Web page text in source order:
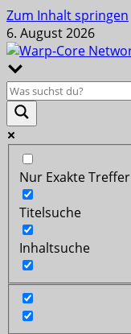
Zum Inhalt springen
6. August 2026
Nur Exakte Treffer
Titelsuche
Inhaltsuche